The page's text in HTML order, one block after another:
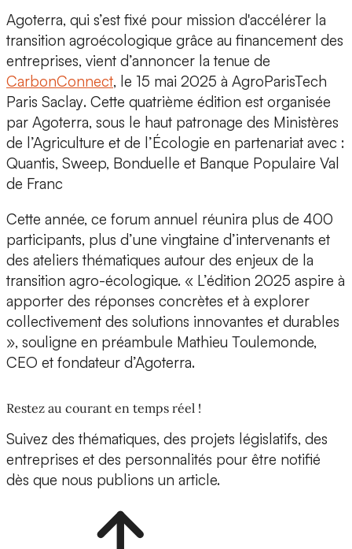
Agoterra, qui s’est fixé pour mission d'accélérer la
transition agroécologique grâce au financement des
entreprises, vient d’annoncer la tenue de
CarbonConnect, le 15 mai 2025 à AgroParisTech
Paris Saclay. Cette quatrième édition est organisée
par Agoterra, sous le haut patronage des Ministères
de l’Agriculture et de l’Écologie en partenariat avec :
Quantis, Sweep, Bonduelle et Banque Populaire Val
de Franc
Cette année, ce forum annuel réunira plus de 400
participants, plus d’une vingtaine d’intervenants et
des ateliers thématiques autour des enjeux de la
transition agro-écologique. « L’édition 2025 aspire à
apporter des réponses concrètes et à explorer
collectivement des solutions innovantes et durables
», souligne en préambule Mathieu Toulemonde,
CEO et fondateur d’Agoterra.
Restez au courant en temps réel !
Suivez des thématiques, des projets législatifs, des
entreprises et des personnalités pour être notifié
dès que nous publions un article.